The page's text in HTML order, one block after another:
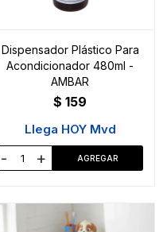
Dispensador Plástico Para
Acondicionador 480ml -
AMBAR
$ 159
Llega HOY Mvd
- +